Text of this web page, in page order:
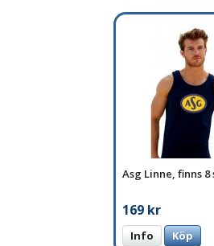
Asg Linne, finns
169 kr
Info Köp